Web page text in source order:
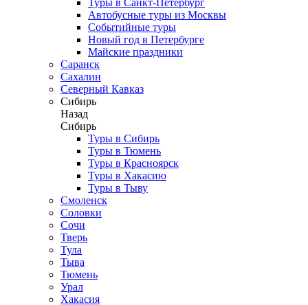
Туры в Санкт-Петербург
Автобусные туры из Москвы
Событийные туры
Новый год в Петербурге
Майские праздники
Саранск
Сахалин
Северный Кавказ
Сибирь
Назад
Сибирь
Туры в Сибирь
Туры в Тюмень
Туры в Красноярск
Туры в Хакасию
Туры в Тыву
Смоленск
Соловки
Сочи
Тверь
Тула
Тыва
Тюмень
Урал
Хакасия